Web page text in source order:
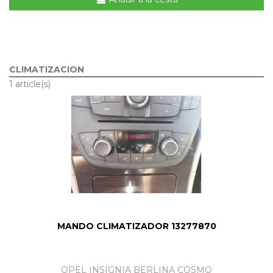
CLIMATIZACION
1 article(s)
MANDO CLIMATIZADOR 13277870
OPEL INSIGNIA BERLINA COSMO